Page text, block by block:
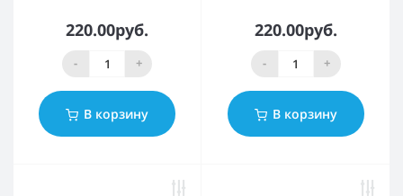
220.00руб.
- +
В корзину
220.00руб.
- +
В корзину